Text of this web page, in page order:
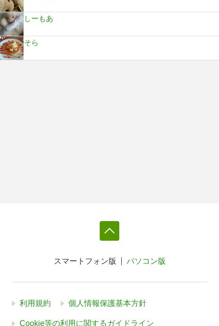
しーもあ
そら
スマートフォン版 パソコン版
利用規約 個人情報保護基本方針
Cookie等の利用に関するガイドライン